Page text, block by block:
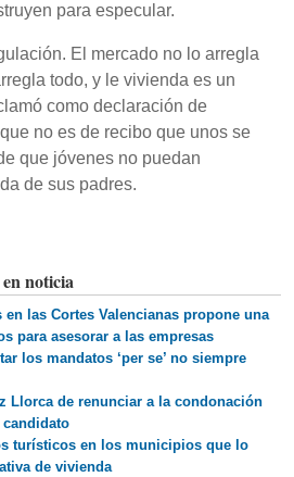
para especular.
El mercado no lo arregla
todo, y le vivienda es un
como declaración de
no es de recibo que unos se
que jóvenes no puedan
de sus padres.
noticia
las Cortes Valencianas propone una
para asesorar a las empresas
los mandatos ‘per se’ no siempre
Llorca de renunciar a la condonación
candidato
turísticos en los municipios que lo
de vivienda